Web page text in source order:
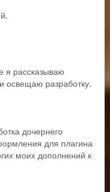
я рассказываю
освещаю разработку.
дочернего
для плагина
моих дополнений к